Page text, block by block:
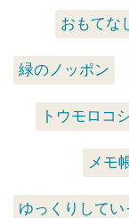
おもてな
緑のノッポン
トウモロコ
メモ
ゆっくりしてい